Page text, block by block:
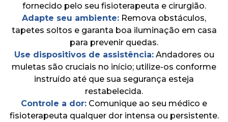
fornecido pelo seu fisioterapeuta e cirurgião.
Adapte seu ambiente: Remova obstáculos,
tapetes soltos e garanta boa iluminação em casa
para prevenir quedas.
Use dispositivos de assistência:Andadores ou
muletas são cruciais no início; utilize-os conforme
instruído até que sua segurança esteja
restabelecida.
Controle a dor: Comunique ao seu médico e
fisioterapeuta qualquer dor intensa ou persistente.